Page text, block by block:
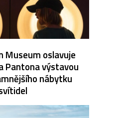
Museum oslavuje
Pantona výstavou
nábytku